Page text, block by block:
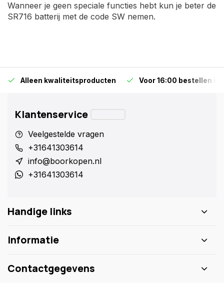
Wanneer je geen speciale functies hebt kun je beter de
SR716 batterij met de code SW nemen.
Alleen kwaliteitsproducten Voor 16:00 bestellen is
Klantenservice
Veelgestelde vragen
+31641303614
info@boorkopen.nl
+31641303614
Handige links
Informatie
Contactgegevens